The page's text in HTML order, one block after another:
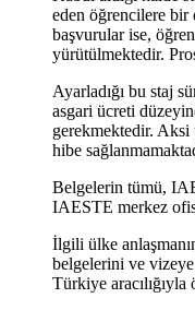
eden öğrencilere bir
başvurular ise,
yürütülmektedir.
Ayarladığı bu staj
asgari ücreti
gerekmektedir.
hibe
Belgelerin tümü,
IAESTE merkez
İlgili ülke
belgelerini ve
Türkiye